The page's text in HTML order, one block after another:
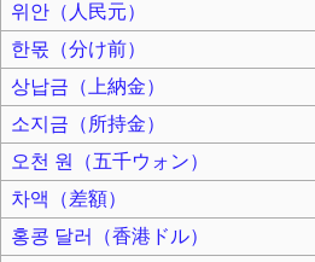
위안（人民元）
한몫（分け前）
상납금（上納金）
소지금（所持金）
오천 원（五千ウォン）
차액（差額）
홍콩 달러（香港ドル）